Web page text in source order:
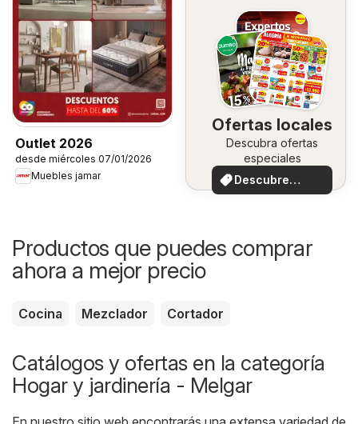
Outlet 2026
desde miércoles 07/01/2026
Muebles jamar
Ofertas locales
Descubra ofertas
especiales
Descubre
ofertas
Productos que puedes comprar
ahora a mejor precio
Cocina Mezclador Cortador
Catálogos y ofertas en la categoría
Hogar y jardinería - Melgar